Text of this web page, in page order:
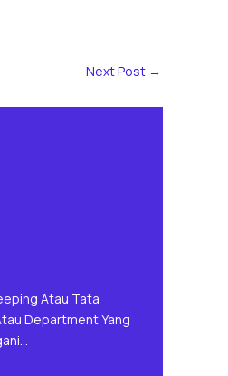
Next Post →
Atau Tata
Department Yang